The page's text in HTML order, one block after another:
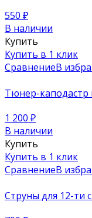
550 ₽
В наличии
Купить
Купить в 1 клик
СравнениеВ
Тюнер-каподастр
1 200 ₽
В наличии
Купить
Купить в 1 клик
СравнениеВ
Струны для 12-ти